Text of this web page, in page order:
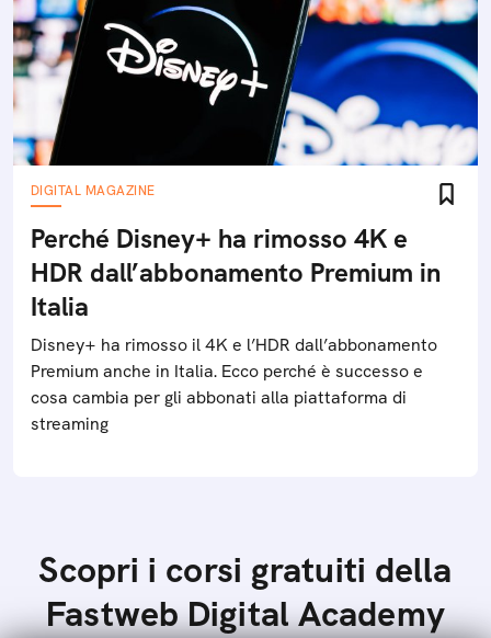
DIGITAL MAGAZINE
Perché Disney+ ha rimosso 4K e
HDR dall’abbonamento Premium in
Italia
Disney+ ha rimosso il 4K e l’HDR dall’abbonamento
Premium anche in Italia. Ecco perché è successo e
cosa cambia per gli abbonati alla piattaforma di
streaming
Scopri i corsi gratuiti della
Fastweb Digital Academy